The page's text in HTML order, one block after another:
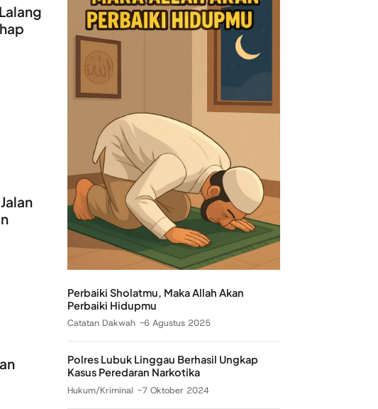
Perbaiki Sholatmu, Maka Allah Akan
Perbaiki Hidupmu
Catatan Dakwah 6 Agustus 2025
Polres Lubuk Linggau Berhasil Ungkap
Kasus Peredaran Narkotika
Hukum/Kriminal 7 Oktober 2024